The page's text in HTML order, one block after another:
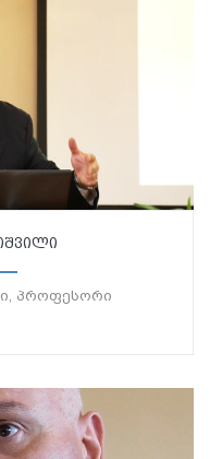
პროფესორი